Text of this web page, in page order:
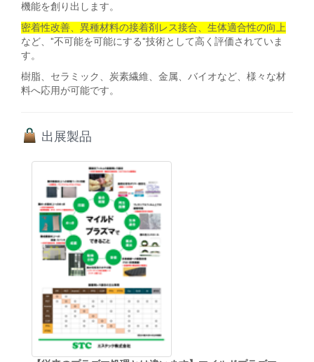
機能を創り出します。
密着性改善、異種材料の接着剤レス接合、生体適合性の向上
など、”不可能を可能にする”技術として高く評価されていま
す。
樹脂、セラミック、炭素繊維、金属、バイオなど、様々な材
料へ応用が可能です。
出展製品